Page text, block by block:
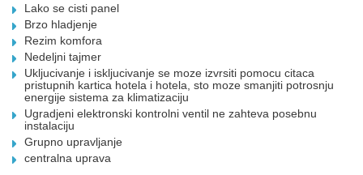
Lako se cisti panel
Brzo hladjenje
Rezim komfora
Nedeljni tajmer
Ukljucivanje i iskljucivanje se moze izvrsiti pomocu citaca
pristupnih kartica hotela i hotela, sto moze smanjiti potrosnju
energije sistema za klimatizaciju
Ugradjeni elektronski kontrolni ventil ne zahteva posebnu
instalaciju
Grupno upravljanje
centralna uprava